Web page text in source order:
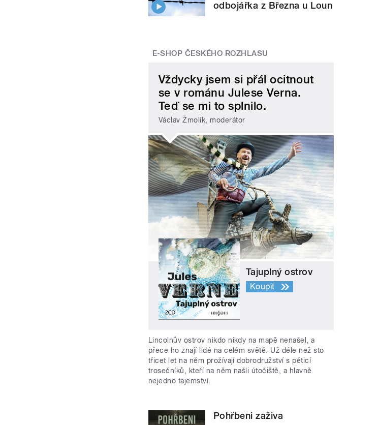
odbojářka z Března u Loun
E-SHOP ČESKÉHO ROZHLASU
Vždycky jsem si přál ocitnout
se v románu Julese Verna.
Teď se mi to splnilo.
Václav Žmolík, moderátor
Tajuplný ostrov
Koupit
Lincolnův ostrov nikdo nikdy na mapě nenašel, a
přece ho znají lidé na celém světě. Už déle než sto
třicet let na něm prožívají dobrodružství s pěticí
trosečníků, kteří na něm našli útočiště, a hlavně
nejedno tajemství.
Pohřbeni zaživa